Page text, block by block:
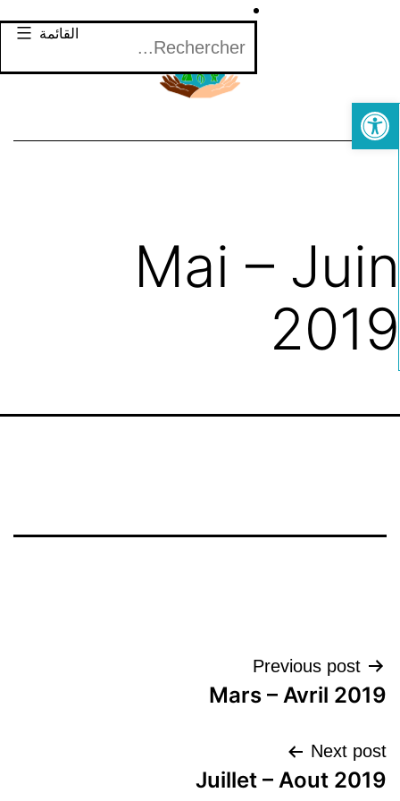
Open toolbar
القائمة Rechercher
Mai –
تصفّح
المقالات
Previous post
Mars – Avril 2019
Next post
Juillet – Aout 2019